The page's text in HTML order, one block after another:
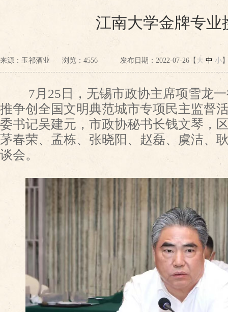
江南大学金牌专业
来源：玉祁酒业 浏览： 4556 发布日期：2022-07-26【 大 中 小
7月25日，无锡市政协主席项雪龙一
推争创全国文明典范城市专项民主监督
委书记吴建元，市政协秘书长钱文琴，
茅春荣、孟栋、张晓阳、赵磊、虞洁、
谈会。